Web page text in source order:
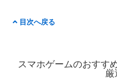
目次へ戻る
スマホゲームのおすす
厳